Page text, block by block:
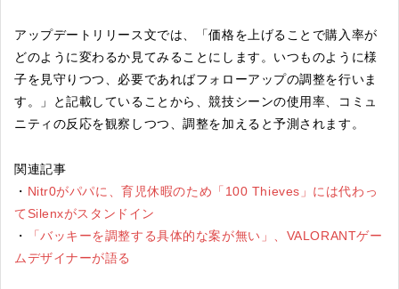
アップデートリリース文では、「価格を上げることで購入率が
どのように変わるか見てみることにします。いつものように様
子を見守りつつ、必要であればフォローアップの調整を行いま
す。」と記載していることから、競技シーンの使用率、コミュ
ニティの反応を観察しつつ、調整を加えると予測されます。
関連記事
・ Nitr0がパパに、育児休暇のため「100 Thieves」には代わっ
てSilenxがスタンドイン
・
「バッキーを調整する具体的な案が無い」、VALORANTゲー
ムデザイナーが語る